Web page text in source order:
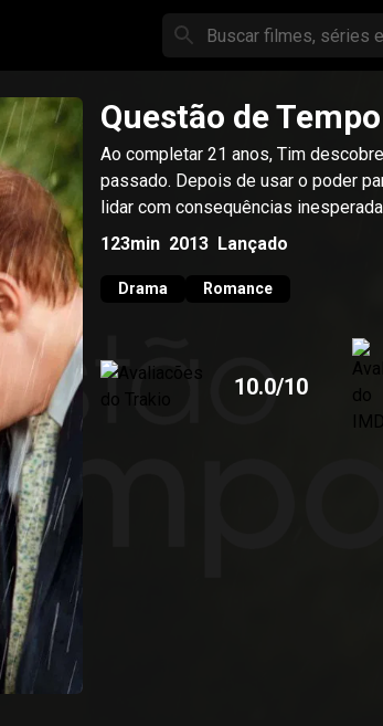
Questão de Tempo
Ao completar 21 anos, Tim
passado. Depois de usar o poder
lidar com consequências
123min 2013 Lançado
Drama Romance
10.0/10